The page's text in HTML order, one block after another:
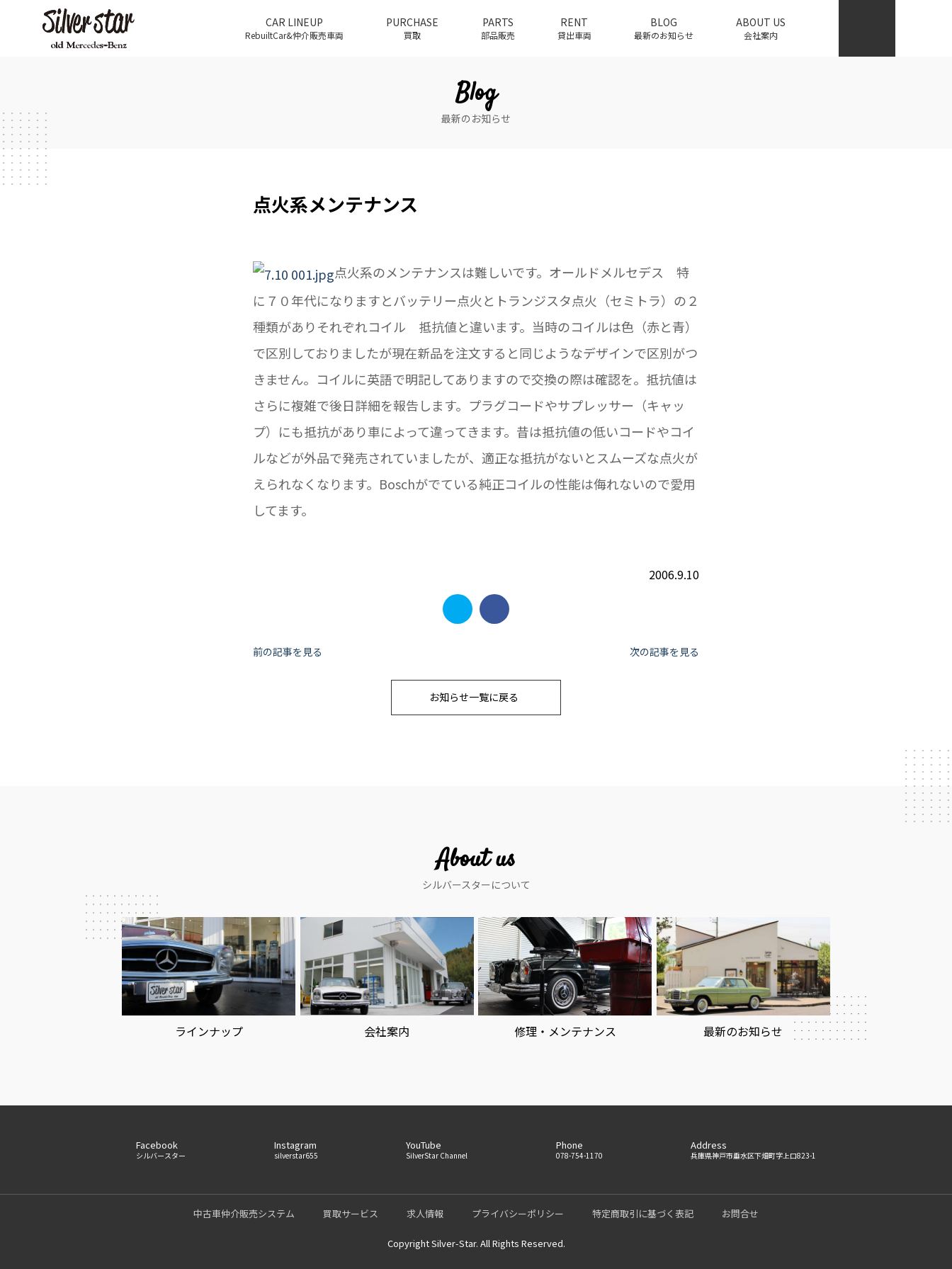
CAR LINEUP
RebuiltCar&仲介販売車両
PURCHASE
買取
PARTS
部品販売
RENT
貸出車両
BLOG
最新のお知らせ
ABOUT US
会社案内
Blog
最新のお知らせ
点火系メンテナンス
点火系のメンテナンスは難しいです。オールドメルセデス 特
に７０年代になりますとバッテリー点火とトランジスタ点火（セミトラ）の２
種類がありそれぞれコイル 抵抗値と違います。当時のコイルは色（赤と青）
で区別しておりましたが現在新品を注文すると同じようなデザインで区別がつ
きません。コイルに英語で明記してありますので交換の際は確認を。抵抗値は
さらに複雑で後日詳細を報告します。プラグコードやサプレッサー（キャッ
プ）にも抵抗があり車によって違ってきます。昔は抵抗値の低いコードやコイ
ルなどが外品で発売されていましたが、適正な抵抗がないとスムーズな点火が
えられなくなります。Boschがでている純正コイルの性能は侮れないので愛用
してます。
2006.9.10
投
前の記事を見る 次の記事を見る
お知らせ一覧に戻る
About us
シルバースターについて
ラインナップ 会社案内 修理・メンテナンス 最新のお知らせ
Facebook
シルバースター
Instagram
silverstar655
YouTube
SilverStar Channel
Phone
078-754-1170
Address
兵庫県神戸市垂水区下畑町字上口823-1
中古車仲介販売システム 買取サービス 求人情報 プライバシーポリシー 特定商取引に基づく表記 お問合せ
Copyright Silver-Star. All Rights Reserved.